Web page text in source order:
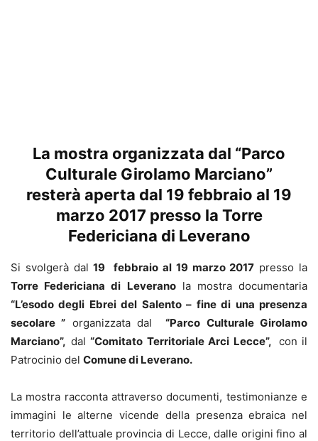
La mostra organizzata dal “Parco
Culturale Girolamo Marciano”
resterà aperta dal 19 febbraio al 19
marzo 2017 presso la Torre
Federiciana di Leverano
Si svolgerà dal19 febbraio al 19 marzo 2017 presso la
Torre Federiciana di Leveranola mostra documentaria
“L’esodo degli Ebrei del Salento – fine di una presenza
secolare ” organizzata dal“Parco Culturale Girolamo
Marciano”, dal “Comitato Territoriale Arci Lecce”, con il
Patrocinio del Comune di Leverano.
La mostra racconta attraverso documenti, testimonianze e
immagini le alterne vicende della presenza ebraica nel
territorio dell’attuale provincia di Lecce, dalle origini fino al